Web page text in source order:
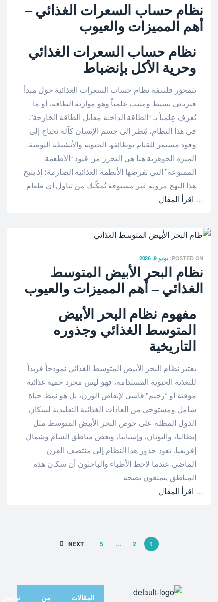
نظام حساب السعرات الغذائي –
أهم المميزات والعيوب
نظام حساب السعرات الغذائي
وحرية الأكل بإنضباط
تتمحور فلسفة نظام حساب السعرات الغذائية حول مبدأ
فيزيائي بسيط ومثبت علمياً وهو موازنة الطاقة، أو ما
يُعرف عِلمياً بـ “الطاقة الداخلة مقابل الطاقة الخارجة”.
في هذا النظام، يُنظر إلى جسم الإنسان كآلة تحتاج إلى
وقود مستمر للقيام بوظائفها الحيوية والأنشطة اليومية.
الميزة الجوهرية هنا هي التحرر من قيود “الأطعمة
الممنوعة” التي تفرضها الأنظمة الغذائية الصارمة؛ إذ يتيح
هذا النهج مرونة غير مسبوقة تُمكّنك من تناول أي طعام
… اقرأ المقال
POSTED ON: يونيو 9, 2026
نظام البحر الأبيض المتوسط
الغذائي – أهم المميزات والعيوب
مفهوم نظام البحر الأبيض
المتوسط الغذائي وجذوره
التاريخية
يعتبر نظام البحر الأبيض المتوسط الغذائي نموذجاً فريداً
للتغذية الحيوية المستدامة، فهو ليس مجرد حمية غذائية
مؤقتة أو “رجيم” قاسي لإنقاص الوزن، بل هو نمط حياة
شامل ومستوحى من العادات الغذائية التقليدية لسكان
الدول المطلة على حوض البحر الأبيض المتوسط مثل
إيطاليا، واليونان، وإسبانيا، وبعض مناطق الشام وشمال
إفريقيا. تعود جذور هذا النظام إلى منتصف القرن
الماضي عندما لاحظ الأطباء والباحثون أن سكان هذه
المناطق يتمتعون بصحة
… اقرأ المقال
1
2
…
5
NEXT
المقالات من تواصل